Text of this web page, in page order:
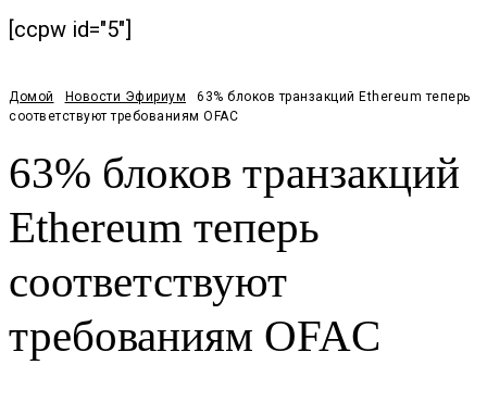
[ccpw id="5"]
Домой Новости Эфириум
63% блоков транзакций Ethereum теперь
соответствуют требованиям OFAC
63% блоков транзакций
Ethereum теперь
соответствуют
требованиям OFAC